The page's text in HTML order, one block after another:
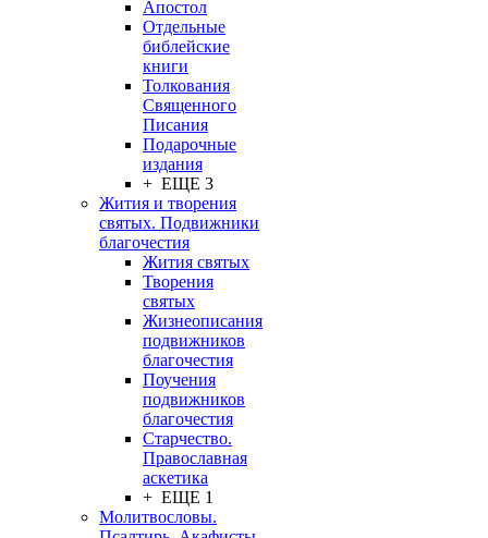
Апостол
Отдельные
библейские
книги
Толкования
Священного
Писания
Подарочные
издания
+ ЕЩЕ 3
Жития и творения
святых. Подвижники
благочестия
Жития святых
Творения
святых
Жизнеописания
подвижников
благочестия
Поучения
подвижников
благочестия
Старчество.
Православная
аскетика
+ ЕЩЕ 1
Молитвословы.